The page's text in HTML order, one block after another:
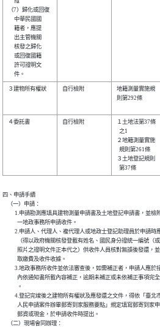
（7）歸化或回復
３建物所有權狀 自行檢附
地籍測量實施規
則第292條
４委託書 自行檢附
１土地法第37條
２地籍測量實施
３土地登記規則
四、申請手續
    （一）申請：
1.申請勘測應填具建物測量申請書及土地登記申請書，並
            一地政事務所申請收件。
2.申請人、代理人、複代理人或地政士登記助理員於申請
（得以政府機關核發登載有姓名、國民身分證統一編號
照片之證明文件正本代之）供收件人員核對無誤後發還
            取繳費及收件收據。
3.地政事務所收件並依法審查後，如需補正者，申請人應
內依通知書所載內容補正，逾期未補正或未依補正事項完
            。
4.登記完竣後之建物所有權狀及應發還之文件，得依「臺
人民申請案件辦畢郵寄到家服務要點」規定填寫郵寄到
            郵資或現金，於申請收件時提出。
    （二）現場會同辦理：